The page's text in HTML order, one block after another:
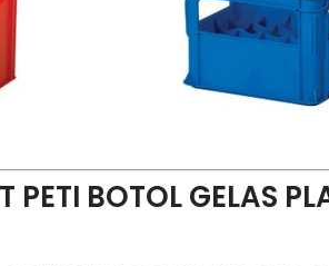
BOTOL GELAS